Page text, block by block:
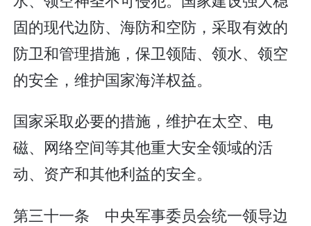
固的现代边防、海防和空防，采取有效的
防卫和管理措施，保卫领陆、领水、领空
的安全，维护国家海洋权益。
国家采取必要的措施，维护在太空、电
磁、网络空间等其他重大安全领域的活
动、资产和其他利益的安全。
第三十一条 中央军事委员会统一领导边